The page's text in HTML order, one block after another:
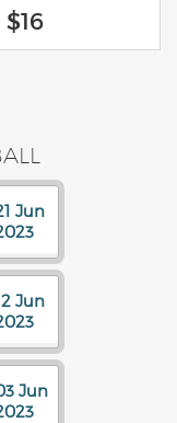
$16
Jun
Jun
Jun